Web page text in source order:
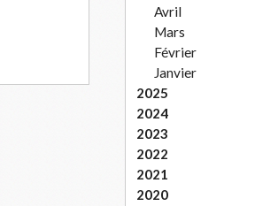
Avril
Mars
Février
Janvier
2025
2024
2023
2022
2021
2020